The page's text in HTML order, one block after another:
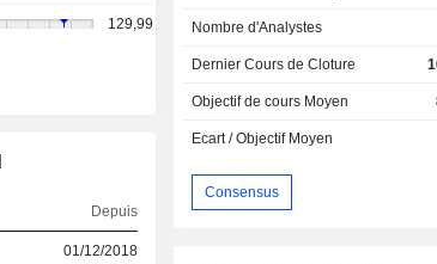
129,99
Depuis
01/12/2018
Nombre d'Analystes
Dernier Cours de Cloture
Objectif de cours Moyen
Ecart / Objectif Moyen
Consensus